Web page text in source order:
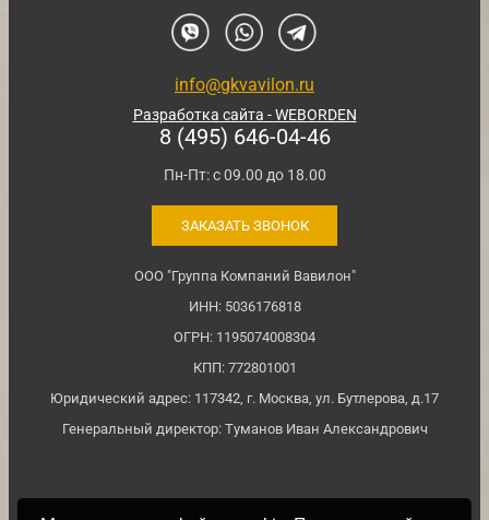
info@gkvavilon.ru
Разработка сайта - WEBORDEN
8 (495) 646-04-46
Пн-Пт: с 09.00 до 18.00
ЗАКАЗАТЬ ЗВОНОК
ООО "Группа Компаний Вавилон"
ИНН: 5036176818
ОГРН: 1195074008304
КПП: 772801001
Юридический адрес: 117342, г. Москва, ул. Бутлерова, д.17
Генеральный директор: Туманов Иван Александрович